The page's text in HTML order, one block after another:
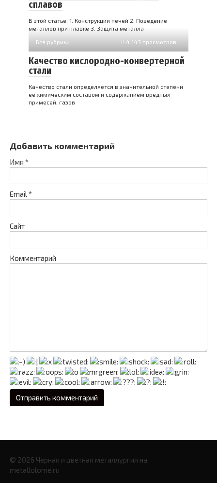
сплавов
В этой статье: 1. Конструкции печей 2. Поведение
металлов при плавке 3. Защита металла
Без рубрики
4 143 просмотров
Качество кислородно-конвертерной
стали
Качество стали определяется в значительной степени
ее химическим составом и содержанием вредных
примесей, газов
Добавить комментарий
Имя *
Email*
Сайт
Комментарий
© 2026 Черная и цветная металлургия на
metallolome.ru